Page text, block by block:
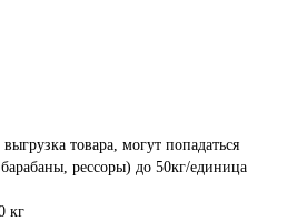
товара, могут попадаться
рессоры) до 50кг/единица
кг